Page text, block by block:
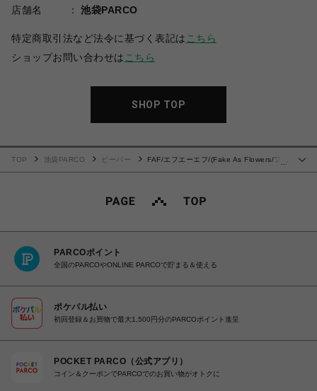
店舗名
池袋PARCO
特定商取引法など法令に基づく表記は こちら
ショップお問い合わせは こちら
SHOP TOP
TOP 池袋PARCO ビーバー
FAF/エフエーエフ/(Fake As Flowers/フェ
PARCOポイント
全国のPARCOやONLINE PARCOで貯まる＆使える
ポケパル払い
初回登録＆お買物で最大1,500円分のPARCOポイント進呈
POCKET PARCO（公式アプリ）
コイン＆クーポンでPARCOでのお買い物がオトクに